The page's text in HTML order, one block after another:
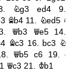
n
d
e
S